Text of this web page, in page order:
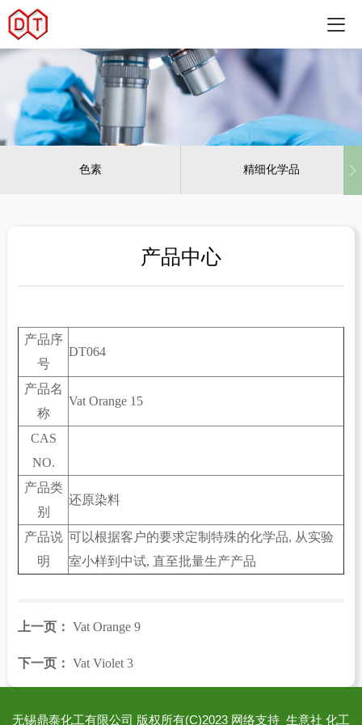
色素 精细化学品
产品中心
产品序
号
DT064
产品名
称
Vat Orange 15
CAS
NO.
产品类
别
还原染料
产品说
明
可以根据客户的要求定制特殊的化学品, 从实验
室小样到中试, 直至批量生产产品
上一页：Vat Orange 9
下一页：Vat Violet 3
无锡鼎泰化工有限公司 版权所有(C)2023 网络支持 生意社 化工